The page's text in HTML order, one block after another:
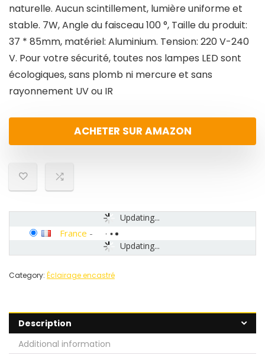
naturelle. Aucun scintillement, lumière uniforme et
stable. 7W, Angle du faisceau 100 °, Taille du produit:
37 * 85mm, matériel: Aluminium. Tension: 220 V-240
V. Pour votre sécurité, toutes nos lampes LED sont
écologiques, sans plomb ni mercure et sans
rayonnement UV ou IR
ACHETER SUR AMAZON
Updating...
Updating...
France -
Category: Éclairage encastré
Description
Additional information